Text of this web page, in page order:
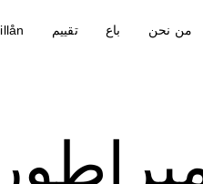
تقييم باع من نحن